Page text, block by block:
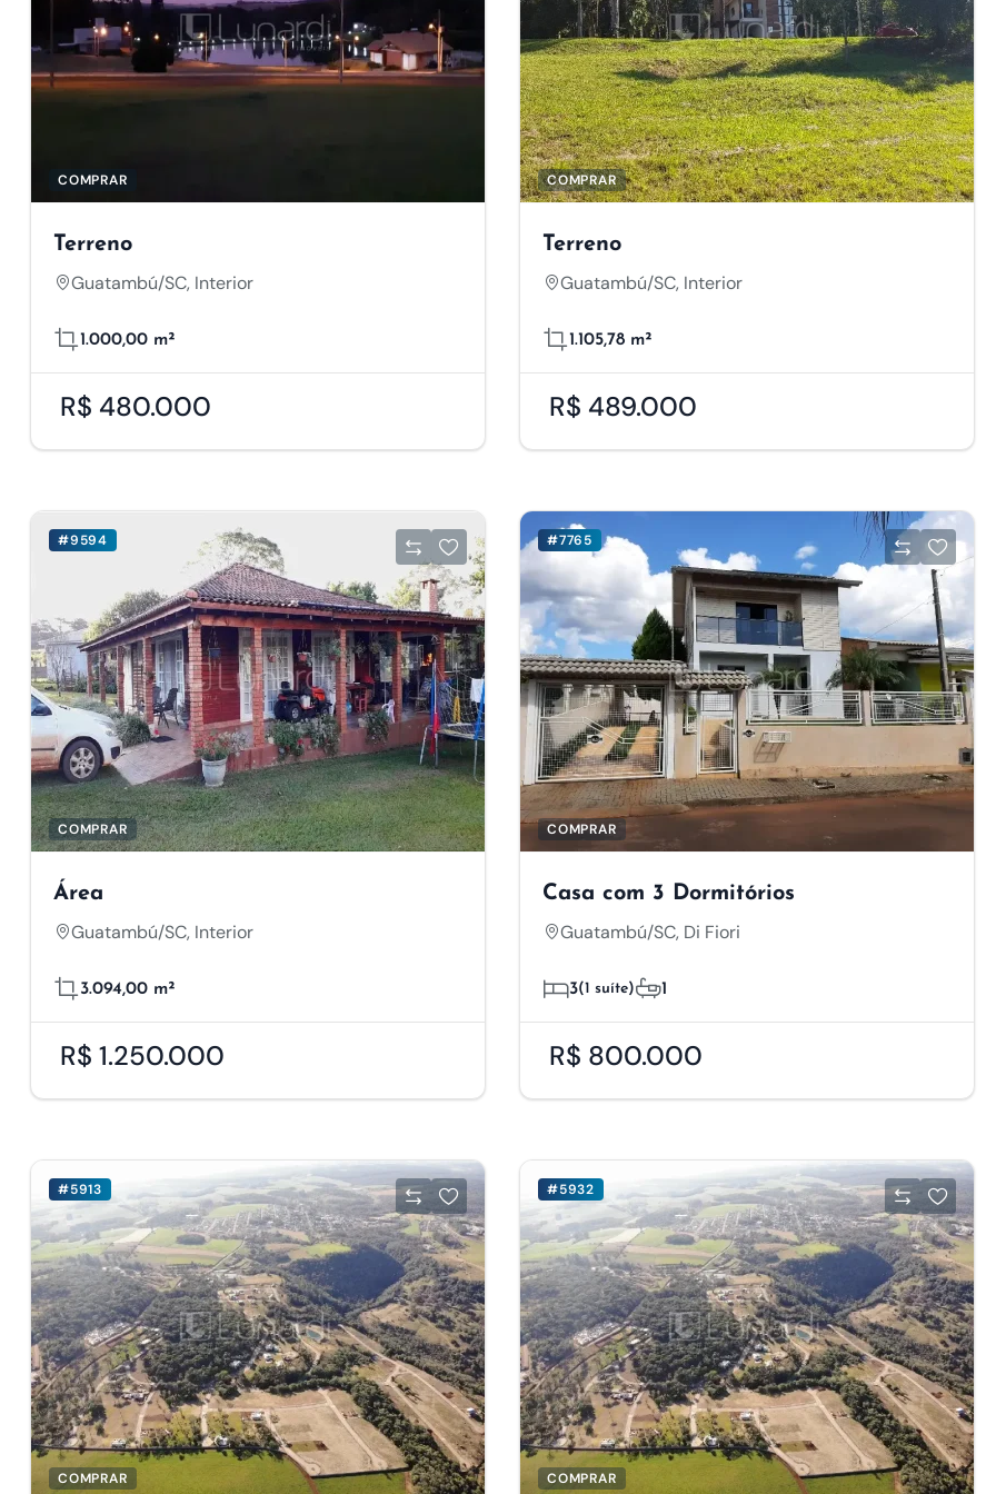
COMPRAR
Terreno
Guatambú/SC, Interior
1.000,00 m²
R$ 480.000
COMPRAR
Terreno
Guatambú/SC, Interior
1.105,78 m²
R$ 489.000
#9594
COMPRAR
Área
Guatambú/SC, Interior
3.094,00 m²
R$ 1.250.000
#7765
COMPRAR
Casa com 3 Dormitórios
Guatambú/SC, Di Fiori
3(1 suíte) 1
R$ 800.000
#5913
COMPRAR
#5932
COMPRAR
desta aplicação.
Cookies de Análise
Os cookies de análise nos ajudam a entender como os visitantes interagem
dados de forma anônima. Isso nos permite melhorar a experiência do usuário
Cookies de Marketing
Os cookies de marketing são usados para rastrear visitantes em diferentes